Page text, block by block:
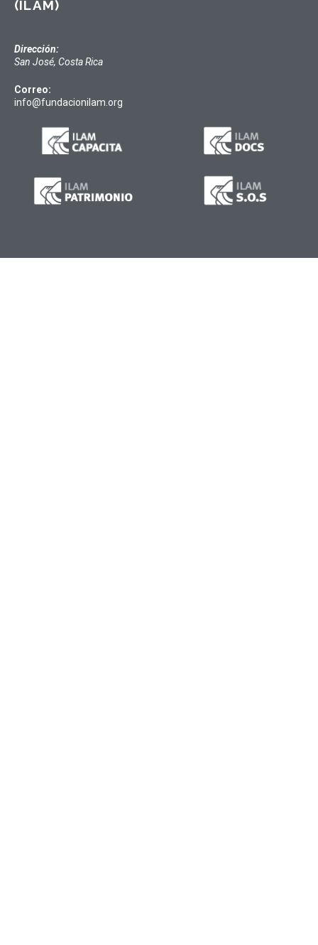
(ILAM)
Dirección:
San José, Costa Rica
Correo:
info@fundacionilam.org